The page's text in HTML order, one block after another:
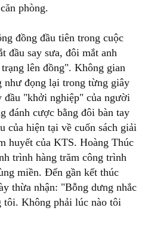
phòng.
đồng đầu tiên trong cuộc
đầu say sưa, đôi mắt anh
lên đồng". Không gian
như đọng lại trong từng giây
đầu "khởi nghiệp" của người
đánh cược bằng đôi bàn tay
của hiện tại về cuốn sách giải
huyết của KTS. Hoàng Thúc
trình hàng trăm công trình
miền. Đến gần kết thúc
thừa nhận: "Bỗng dưng nhắc
Không phải lúc nào tôi